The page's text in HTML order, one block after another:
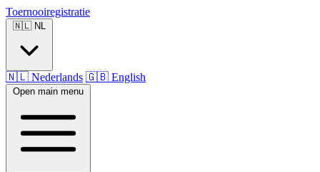
Toernooiregistratie
🇳🇱 NL
🇳🇱 Nederlands 🇬🇧 English
Open main menu